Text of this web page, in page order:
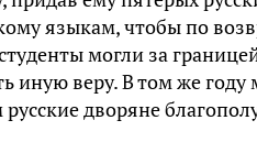
языкам, чтобы по
могли за
иную веру. В том же году
русские дворяне